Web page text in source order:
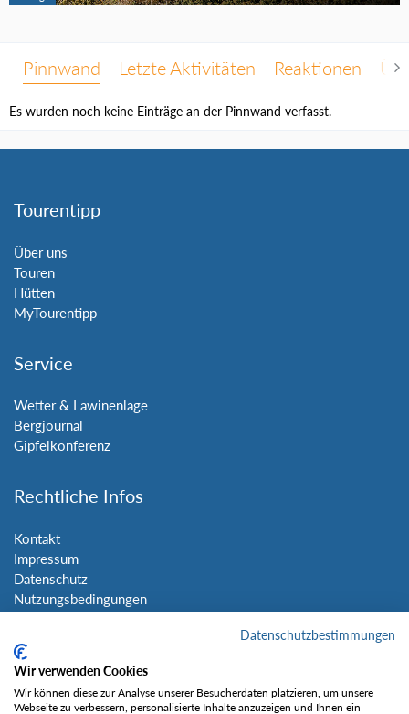
Pinnwand Letzte Aktivitäten Reaktionen
Es wurden noch keine Einträge an der Pinnwand verfasst.
Tourentipp
Über uns
Touren
Hütten
MyTourentipp
Service
Wetter & Lawinenlage
Bergjournal
Gipfelkonferenz
Rechtliche Infos
Kontakt
Impressum
Datenschutz
Nutzungsbedingungen
Social Media
Datenschutzbestimmungen
Wir verwenden Cookies
Wir können diese zur Analyse unserer Besucherdaten platzieren, um unsere
Webseite zu verbessern, personalisierte Inhalte anzuzeigen und Ihnen ein